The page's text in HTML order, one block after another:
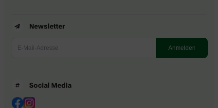
Newsletter
Social Media